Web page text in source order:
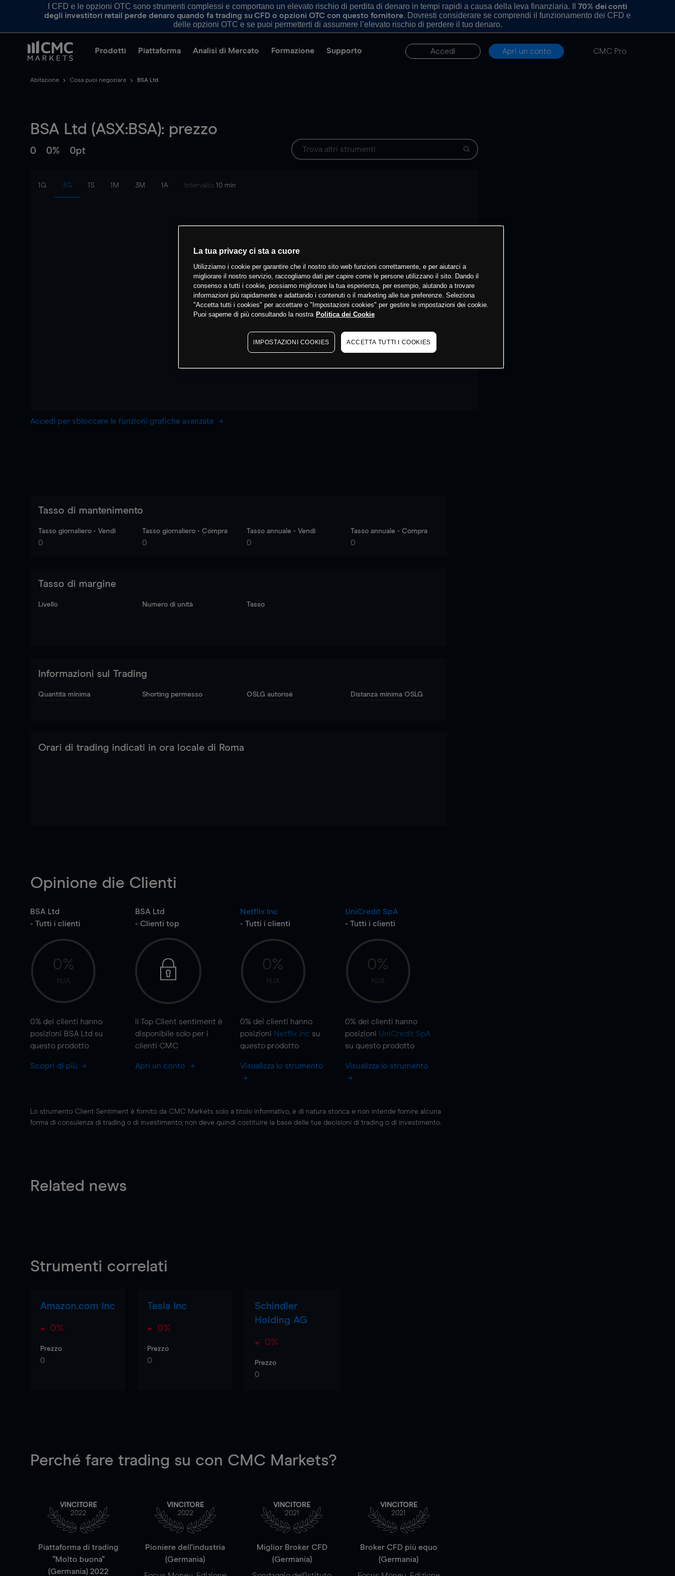
I CFD e le opzioni OTC sono strumenti complessi e comportano un elevato rischio di perdita di denaro in tempi rapidi a causa della leva finanziaria. Il 70% dei conti
degli investitori retail perde denaro quando fa trading su CFD o opzioni OTC con questo fornitore. Dovresti considerare se comprendi il funzionamento dei CFD e
delle opzioni OTC e se puoi permetterti di assumere l’elevato rischio di perdere il tuo denaro.
Prodotti Piattaforma Analisi di Mercato Formazione Supporto Accedi Apri un conto CMC Pro
Abitazione Cosa puoi negoziare BSA Ltd
BSA Ltd (ASX:BSA): prezzo
0 0% 0pt
1G 3G 1S 1M 3M 1A Intervallo: 10 min
Accedi per sbloccare le funzioni grafiche avanzate
Tasso di mantenimento
Tasso giornaliero - Vendi
0
Tasso giornaliero - Compra
0
Tasso annuale - Vendi
0
Tasso annuale - Compra
0
Tasso di margine
Livello Numero di unità Tasso
Informazioni sul Trading
Quantità minima Shorting permesso OSLG autorisé Distanza minima OSLG
Orari di trading indicati in ora locale di Roma
Opinione die Clienti
BSA Ltd
- Tutti i clienti
0%
N/A
0% dei clienti hanno
posizioni BSA Ltd su
questo prodotto
Scopri di più
BSA Ltd
- Clienti top
Il Top Client sentiment è
disponibile solo per i
clienti CMC
Apri un conto
Netflix Inc
- Tutti i clienti
0%
N/A
0% dei clienti hanno
posizioni Netflix Inc su
questo prodotto
Visualizza lo strumento
UniCredit SpA
- Tutti i clienti
0%
N/A
0% dei clienti hanno
posizioni UniCredit SpA
su questo prodotto
Visualizza lo strumento
Lo strumento Client Sentiment è fornito da CMC Markets solo a titolo informativo, è di natura storica e non intende fornire alcuna
forma di consulenza di trading o di investimento; non deve quindi costituire la base delle tue decisioni di trading o di investimento.
Related news
Strumenti correlati
Amazon.com Inc
0%
Prezzo
0
Tesla Inc
0%
Prezzo
0
Schindler
Holding AG
0%
Prezzo
0
Perché fare trading su con CMC Markets?
VINCITORE
2022
Piattaforma di trading
"Molto buona"
(Germania) 2022
VINCITORE
2022
Pioniere dell'industria
(Germania)
VINCITORE
2021
Miglior Broker CFD
(Germania)
VINCITORE
2021
Broker CFD più equo
(Germania)
La tua privacy ci sta a cuore
Utilizziamo i cookie per garantire che il nostro sito web funzioni correttamente, e per aiutarci a
migliorare il nostro servizio, raccogliamo dati per capire come le persone utilizzano il sito. Dando il
consenso a tutti i cookie, possiamo migliorare la tua esperienza, per esempio, aiutando a trovare
informazioni più rapidamente e adattando i contenuti o il marketing alle tue preferenze. Seleziona
"Accetta tutti i cookies" per accettare o "Impostazioni cookies" per gestire le impostazioni dei cookie.
Puoi saperne di più consultando la nostra Politica dei Cookie
IMPOSTAZIONI COOKIES ACCETTA TUTTI I COOKIES